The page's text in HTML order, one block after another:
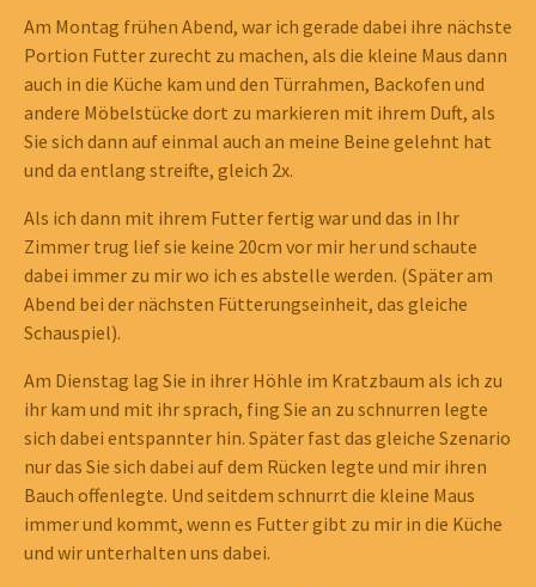
Am Montag frühen Abend, war ich gerade dabei ihre nächste
Portion Futter zurecht zu machen, als die kleine Maus dann
auch in die Küche kam und den Türrahmen, Backofen und
andere Möbelstücke dort zu markieren mit ihrem Duft, als
Sie sich dann auf einmal auch an meine Beine gelehnt hat
und da entlang streifte, gleich 2x.
Als ich dann mit ihrem Futter fertig war und das in Ihr
Zimmer trug lief sie keine 20cm vor mir her und schaute
dabei immer zu mir wo ich es abstelle werden. (Später am
Abend bei der nächsten Fütterungseinheit, das gleiche
Schauspiel).
Am Dienstag lag Sie in ihrer Höhle im Kratzbaum als ich zu
ihr kam und mit ihr sprach, fing Sie an zu schnurren legte
sich dabei entspannter hin. Später fast das gleiche Szenario
nur das Sie sich dabei auf dem Rücken legte und mir ihren
Bauch offenlegte. Und seitdem schnurrt die kleine Maus
immer und kommt, wenn es Futter gibt zu mir in die Küche
und wir unterhalten uns dabei.